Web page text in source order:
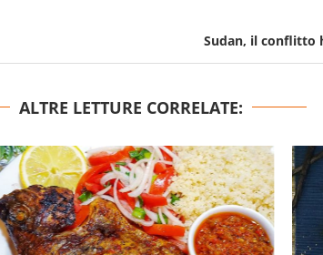
Sudan, il conflitto
ALTRE LETTURE CORRELATE: